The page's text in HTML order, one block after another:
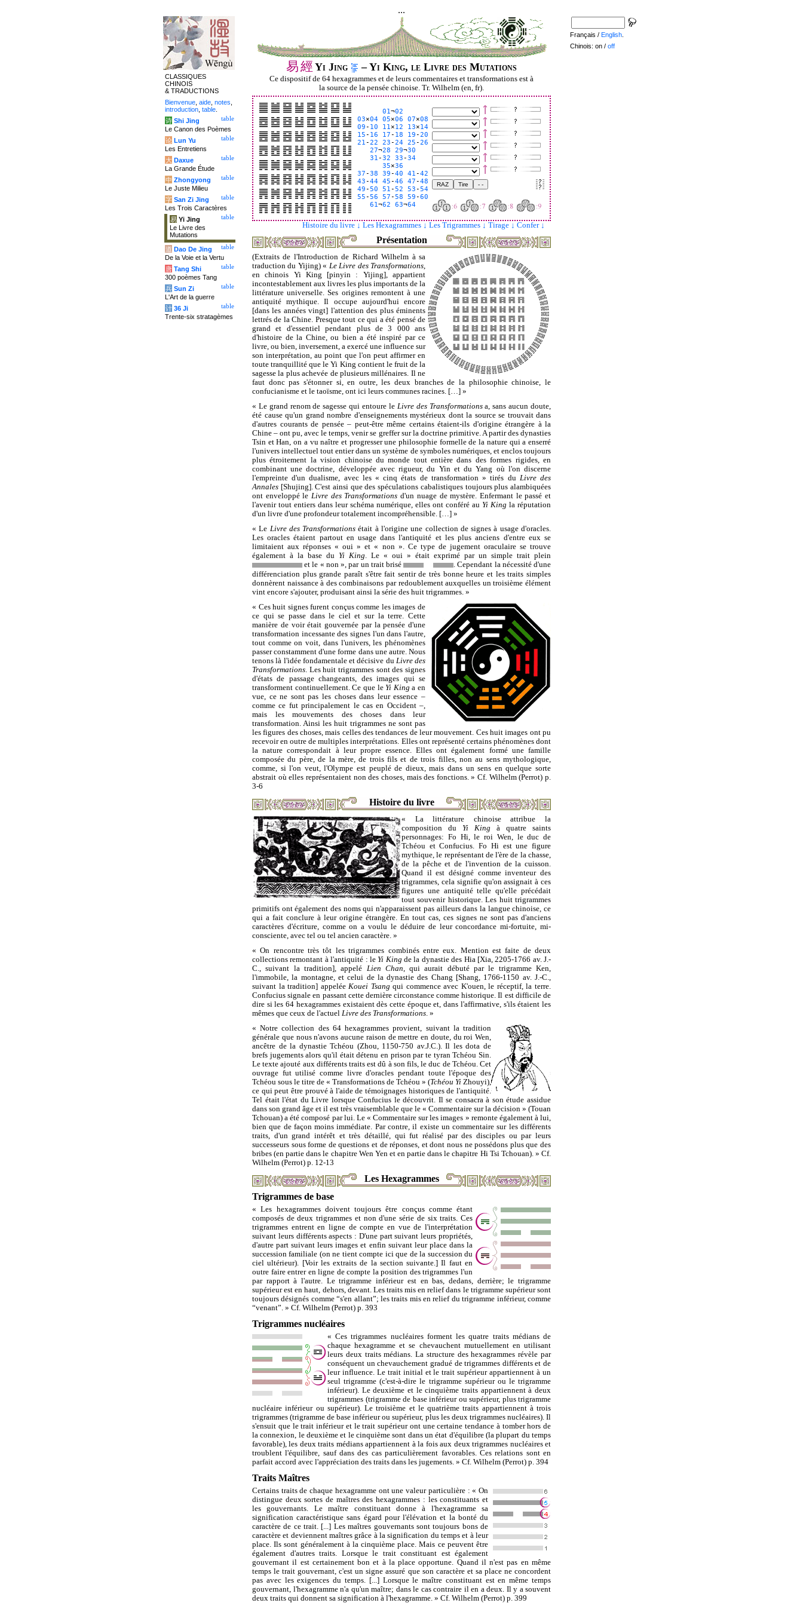
...
易經 Yi Jing – Yi King, le Livre des Mutations
Ce dispositif de 64 hexagrammes et de leurs commentaires et transformations est à
la source de la pensée chinoise. Tr. Wilhelm (en, fr).
01¬02
03×04 05×06 07×08
09- 10 11×12 13×14
15- 16 17- 18 19-20
21-22 23-24 25-26
27¬28 29¬30
31-32 33-34
35×36
37-38 39-40 41-42
43-44 45-46 47-48
49-50 51-52 53-54
55-56 57-58 59-60
61¬62 63¬64
Histoire du livre ↓ Les Hexagrammes ↓ Les Trigrammes ↓ Tirage ↓ Confer ↓
Présentation
(Extraits de l'Introduction de Richard Wilhelm à sa
traduction du Yijing) « Le Livre des Transformations,
en chinois Yi King [pinyin : Yijing], appartient
incontestablement aux livres les plus importants de la
littérature universelle. Ses origines remontent à une
antiquité mythique. Il occupe aujourd'hui encore
[dans les années vingt] l'attention des plus éminents
lettrés de la Chine. Presque tout ce qui a été pensé de
grand et d'essentiel pendant plus de 3 000 ans
d'histoire de la Chine, ou bien a été inspiré par ce
livre, ou bien, inversement, a exercé une influence sur
son interprétation, au point que l'on peut affirmer en
toute tranquillité que le Yi King contient le fruit de la
sagesse la plus achevée de plusieurs millénaires. Il ne
faut donc pas s'étonner si, en outre, les deux branches de la philosophie chinoise, le
confucianisme et le taoïsme, ont ici leurs communes racines. […] »
« Le grand renom de sagesse qui entoure le Livre des Transformationsa, sans aucun doute,
été cause qu'un grand nombre d'enseignements mystérieux dont la source se trouvait dans
d'autres courants de pensée – peut-être même certains étaient-ils d'origine étrangère à la
Chine – ont pu, avec le temps, venir se greffer sur la doctrine primitive. A partir des dynasties
Tsin et Han, on a vu naître et progresser une philosophie formelle de la nature qui a enserré
l'univers intellectuel tout entier dans un système de symboles numériques, et enclos toujours
plus étroitement la vision chinoise du monde tout entière dans des formes rigides, en
combinant une doctrine, développée avec rigueur, du Yin et du Yang où l'on discerne
l'empreinte d'un dualisme, avec les « cinq états de transformation » tirés du Livre des
Annales [Shujing]. C'est ainsi que des spéculations cabalistiques toujours plus alambiquées
ont enveloppé leLivre des Transformations d'un nuage de mystère. Enfermant le passé et
l'avenir tout entiers dans leur schéma numérique, elles ont conféré au Yi King la réputation
d'un livre d'une profondeur totalement incompréhensible. […] »
« Le Livre des Transformations était à l'origine une collection de signes à usage d'oracles.
Les oracles étaient partout en usage dans l'antiquité et les plus anciens d'entre eux se
limitaient aux réponses « oui » et « non ». Ce type de jugement oraculaire se trouve
également à la base du Yi King. Le « oui » était exprimé par un simple trait plein
et le « non », par un trait brisé
. Cependant la nécessité d'une
différenciation plus grande paraît s'être fait sentir de très bonne heure et les traits simples
donnèrent naissance à des combinaisons par redoublement auxquelles un troisième élément
vint encore s'ajouter, produisant ainsi la série des huit trigrammes. »
« Ces huit signes furent conçus comme les images de
ce qui se passe dans le ciel et sur la terre. Cette
manière de voir était gouvernée par la pensée d'une
transformation incessante des signes l'un dans l'autre,
tout comme on voit, dans l'univers, les phénomènes
passer constamment d'une forme dans une autre. Nous
tenons là l'idée fondamentale et décisive du Livre des
Transformations. Les huit trigrammes sont des signes
d'états de passage changeants, des images qui se
transforment continuellement. Ce que le Yi King a en
vue, ce ne sont pas les choses dans leur essence –
comme ce fut principalement le cas en Occident –,
mais les mouvements des choses dans leur
transformation. Ainsi les huit trigrammes ne sont pas
les figures des choses, mais celles des tendances de leur mouvement. Ces huit images ont pu
recevoir en outre de multiples interprétations. Elles ont représenté certains phénomènes dont
la nature correspondait à leur propre essence. Elles ont également formé une famille
composée du père, de la mère, de trois fils et de trois filles, non au sens mythologique,
comme, si l'on veut, l'Olympe est peuplé de dieux, mais dans un sens en quelque sorte
abstrait où elles représentaient non des choses, mais des fonctions. » Cf. Wilhelm (Perrot) p.
3-6
Histoire du livre
« La littérature chinoise attribue la
composition du Yi King à quatre saints
personnages: Fo Hi, le roi Wen, le duc de
Tchéou et Confucius. Fo Hi est une figure
mythique, le représentant de l'ère de la chasse,
de la pêche et de l'invention de la cuisson.
Quand il est désigné comme inventeur des
trigrammes, cela signifie qu'on assignait à ces
figures une antiquité telle qu'elle précédait
tout souvenir historique. Les huit trigrammes
primitifs ont également des noms qui n'apparaissent pas ailleurs dans la langue chinoise, ce
qui a fait conclure à leur origine étrangère. En tout cas, ces signes ne sont pas d'anciens
caractères d'écriture, comme on a voulu le déduire de leur concordance mi-fortuite, mi-
consciente, avec tel ou tel ancien caractère. »
« On rencontre très tôt les trigrammes combinés entre eux. Mention est faite de deux
collections remontant à l'antiquité : le Yi King de la dynastie des Hia [Xia, 2205-1766 av. J.-
C., suivant la tradition], appelé Lien Chan, qui aurait débuté par le trigramme Ken,
l'immobile, la montagne, et celui de la dynastie des Chang [Shang, 1766-1150 av. J.-C.,
suivant la tradition] appeléeKouei Tsang qui commence avec K'ouen, le réceptif, la terre.
Confucius signale en passant cette dernière circonstance comme historique. Il est difficile de
dire si les 64 hexagrammes existaient dès cette époque et, dans l'affirmative, s'ils étaient les
mêmes que ceux de l'actuel Livre des Transformations. »
« Notre collection des 64 hexagrammes provient, suivant la tradition
générale que nous n'avons aucune raison de mettre en doute, du roi Wen,
ancêtre de la dynastie Tchéou (Zhou, 1150-750 av.J.C.). Il les dota de
brefs jugements alors qu'il était détenu en prison par te tyran Tchéou Sin.
Le texte ajouté aux différents traits est dû à son fils, le duc de Tchéou. Cet
ouvrage fut utilisé comme livre d'oracles pendant toute l'époque des
Tchéou sous le titre de « Transformations de Tchéou » (Tchéou Yi Zhouyi),
ce qui peut être prouvé à l'aide de témoignages historiques de l'antiquité.
Tel était l'état du Livre lorsque Confucius le découvrit. Il se consacra à son étude assidue
dans son grand âge et il est très vraisemblable que le « Commentaire sur la décision » (Touan
Tchouan) a été composé par lui. Le « Commentaire sur les images » remonte également à lui,
bien que de façon moins immédiate. Par contre, il existe un commentaire sur les différents
traits, d'un grand intérêt et très détaillé, qui fut réalisé par des disciples ou par leurs
successeurs sous forme de questions et de réponses, et dont nous ne possédons plus que des
bribes (en partie dans le chapitre Wen Yen et en partie dans le chapitre Hi Tsi Tchouan). » Cf.
Wilhelm (Perrot) p. 12-13
Les Hexagrammes
Trigrammes de base
« Les hexagrammes doivent toujours être conçus comme étant
composés de deux trigrammes et non d'une série de six traits. Ces
trigrammes entrent en ligne de compte en vue de l'interprétation
suivant leurs différents aspects : D'une part suivant leurs propriétés,
d'autre part suivant leurs images et enfin suivant leur place dans la
succession familiale (on ne tient compte ici que de la succession du
ciel ultérieur). [Voir les extraits de la section suivante.] Il faut en
outre faire entrer en ligne de compte la position des trigrammes l'un
par rapport à l'autre. Le trigramme inférieur est en bas, dedans, derrière; le trigramme
supérieur est en haut, dehors, devant. Les traits mis en relief dans le trigramme supérieur sont
toujours désignés comme “s'en allant”; les traits mis en relief du trigramme inférieur, comme
“venant”. » Cf. Wilhelm (Perrot) p. 393
Trigrammes nucléaires
« Ces trigrammes nucléaires forment les quatre traits médians de
chaque hexagramme et se chevauchent mutuellement en utilisant
leurs deux traits médians. La structure des hexagrammes révèle par
conséquent un chevauchement gradué de trigrammes différents et de
leur influence. Le trait initial et le trait supérieur appartiennent à un
seul trigramme (c'est-à-dire le trigramme supérieur ou le trigramme
inférieur). Le deuxième et le cinquième traits appartiennent à deux
trigrammes (trigramme de base inférieur ou supérieur, plus trigramme
nucléaire inférieur ou supérieur). Le troisième et le quatrième traits appartiennent à trois
trigrammes (trigramme de base inférieur ou supérieur, plus les deux trigrammes nucléaires). Il
s'ensuit que le trait inférieur et le trait supérieur ont une certaine tendance à tomber hors de
la connexion, le deuxième et le cinquième sont dans un état d'équilibre (la plupart du temps
favorable), les deux traits médians appartiennent à la fois aux deux trigrammes nucléaires et
troublent l'équilibre, sauf dans des cas particulièrement favorables. Ces relations sont en
parfait accord avec l'appréciation des traits dans les jugements. » Cf. Wilhelm (Perrot) p. 394
Traits Maîtres
Certains traits de chaque hexagramme ont une valeur particulière : « On
distingue deux sortes de maîtres des hexagrammes : les constituants et
les gouvernants. Le maître constituant donne à l'hexagramme sa
signification caractéristique sans égard pour l'élévation et la bonté du
caractère de ce trait. [...] Les maîtres gouvernants sont toujours bons de
caractère et deviennent maîtres grâce à la signification du temps et à leur
place. Ils sont généralement à la cinquième place. Mais ce peuvent être
également d'autres traits. Lorsque le trait constituant est également
gouvernant il est certainement bon et à la place opportune. Quand il n'est pas en même
temps le trait gouvernant, c'est un signe assuré que son caractère et sa place ne concordent
pas avec les exigences du temps. [...] Lorsque le maître constituant est en même temps
gouvernant, l'hexagramme n'a qu'un maître; dans le cas contraire il en a deux. Il y a souvent
deux traits qui donnent sa signification à l'hexagramme. » Cf. Wilhelm (Perrot) p. 399
CLASSIQUES
CHINOIS
& TRADUCTIONS
Bienvenue aide notes
introduction table
table
诗 Shi Jing
Le Canon des Poèmes
table
论 Lun Yu
Les Entretiens
table
大 Daxue
La Grande Étude
table
中 Zhongyong
Le Juste Milieu
table
字 San Zi Jing
Les Trois Caractères
table
易 Yi Jing
Le Livre des
Mutations
table
道 Dao De Jing
De la Voie et la Vertu
table
唐 Tang Shi
300 poèmes Tang
table
兵 Sun Zi
L'Art de la guerre
table
计 36 Ji
Trente-six stratagèmes
Français / English
Chinois: on / off